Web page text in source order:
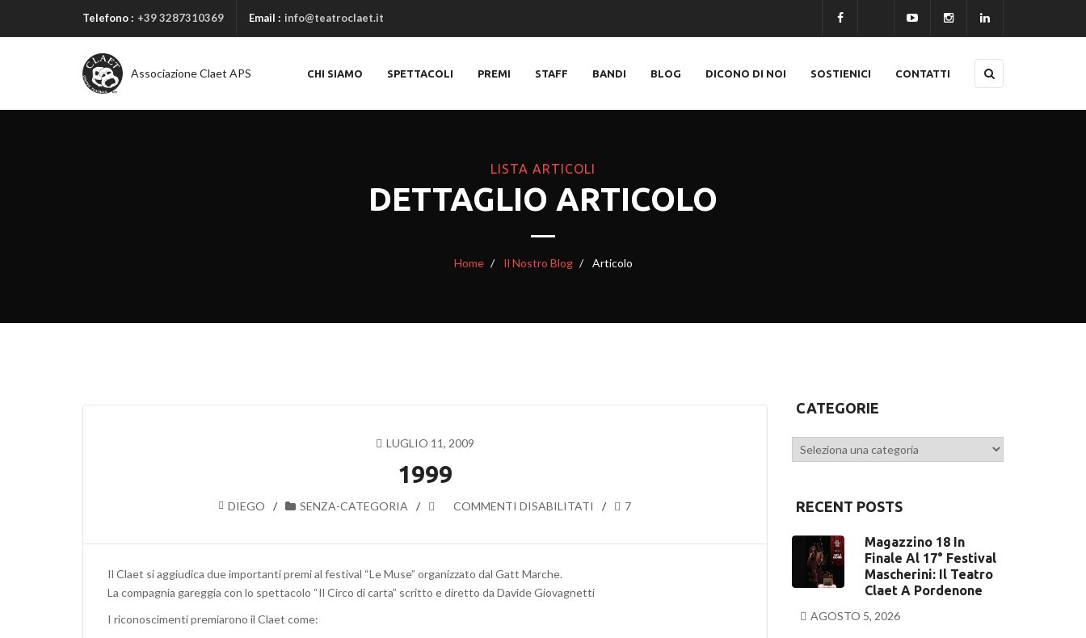
Telefono : +39 3287310369 Email : info@teatroclaet.it
Associazione Claet APS CHI SIAMO SPETTACOLI PREMI STAFF BANDI BLOG DICONO DI NOI SOSTIENICI CONTATTI
LISTA ARTICOLI
DETTAGLIO ARTICOLO
Home Il Nostro Blog Articolo
LUGLIO 11, 2009
1999
DIEGO SENZA-CATEGORIA COMMENTI DISABILITATI
SU
7
Il Claet si aggiudica due importanti premi al festival “Le Muse” organizzato dal Gatt Marche.
La compagnia gareggia con lo spettacolo “Il Circo di carta” scritto e diretto da Davide Giovagnetti
I riconoscimenti premiarono il Claet come:
CATEGORIE
Categorie
RECENT POSTS
Magazzino 18 In
Finale Al 17° Festival
Mascherini: Il Teatro
Claet A Pordenone
AGOSTO 5, 2026